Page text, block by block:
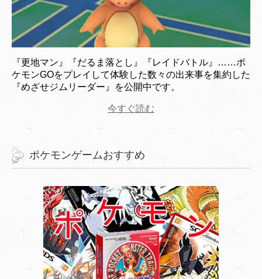
『更地マン』『だるま落とし』『レイドバトル』……ポ
ケモンGOをプレイして体験した数々の出来事を集約した
『めざせジムリーダー』を公開中です。
今すぐ読む
ポケモンゲームおすすめ